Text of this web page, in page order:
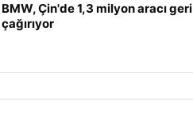
BMW, Çin'de 1,3 milyon aracı geri
çağırıyor